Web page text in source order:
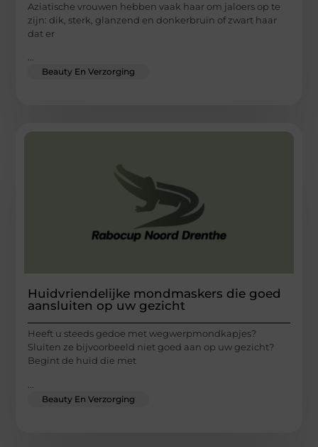
Aziatische vrouwen hebben vaak haar om jaloers op te
zijn: dik, sterk, glanzend en donkerbruin of zwart haar
dat er
...
Beauty En Verzorging
Huidvriendelijke mondmaskers die goed
aansluiten op uw gezicht
Heeft u steeds gedoe met wegwerpmondkapjes?
Sluiten ze bijvoorbeeld niet goed aan op uw gezicht?
Begint de huid die met
Beauty En Verzorging